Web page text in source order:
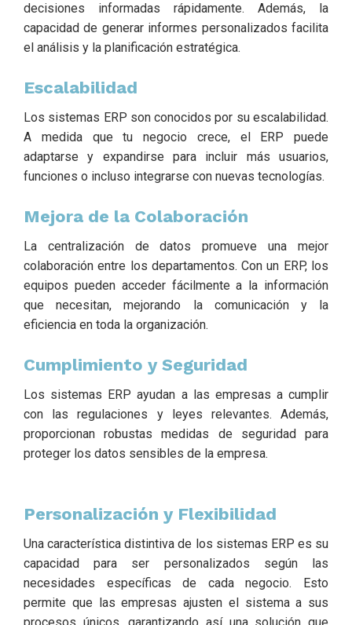
decisiones informadas rápidamente. Además, la
capacidad de generar informes personalizados facilita
el análisis y la planificación estratégica.
Escalabilidad
Los sistemas ERP son conocidos por su escalabilidad.
A medida que tu negocio crece, el ERP puede
adaptarse y expandirse para incluir más usuarios,
funciones o incluso integrarse con nuevas tecnologías.
Mejora de la Colaboración
La centralización de datos promueve una mejor
colaboración entre los departamentos. Con un ERP, los
equipos pueden acceder fácilmente a la información
que necesitan, mejorando la comunicación y la
eficiencia en toda la organización.
Cumplimiento y Seguridad
Los sistemas ERP ayudan a las empresas a cumplir
con las regulaciones y leyes relevantes. Además,
proporcionan robustas medidas de seguridad para
proteger los datos sensibles de la empresa.
Personalización y Flexibilidad
Una característica distintiva de los sistemas ERP es su
capacidad para ser personalizados según las
necesidades específicas de cada negocio. Esto
permite que las empresas ajusten el sistema a sus